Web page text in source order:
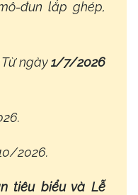
đun lắp ghép,
ngày1/7/2026
2026.
tiêu biểu và Lễ